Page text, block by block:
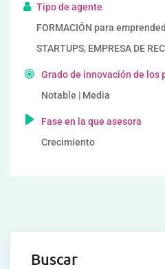
Tipo de agente
FORMACIÓN para
STARTUPS, EMPRESA DE
Grado de innovación de los
Notable | Media
Fase en la que asesora
Crecimiento
Buscar